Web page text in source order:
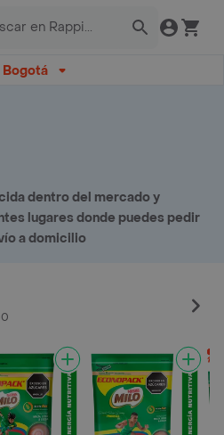
Bogotá
dentro del mercado y
lugares donde puedes pedir
a domicilio